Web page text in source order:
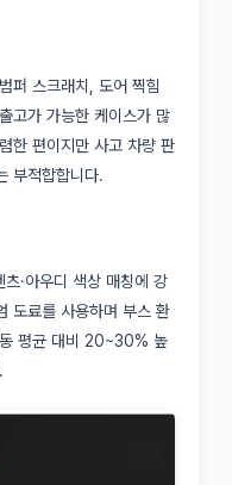
퍼 스크래치, 도어 찍힘
고가 가능한 케이스가 많
한 편이지만 사고 차량 판
부적합합니다.
·아우디 색상 매칭에 강
도료를 사용하며 부스 환
평균 대비 20~30% 높